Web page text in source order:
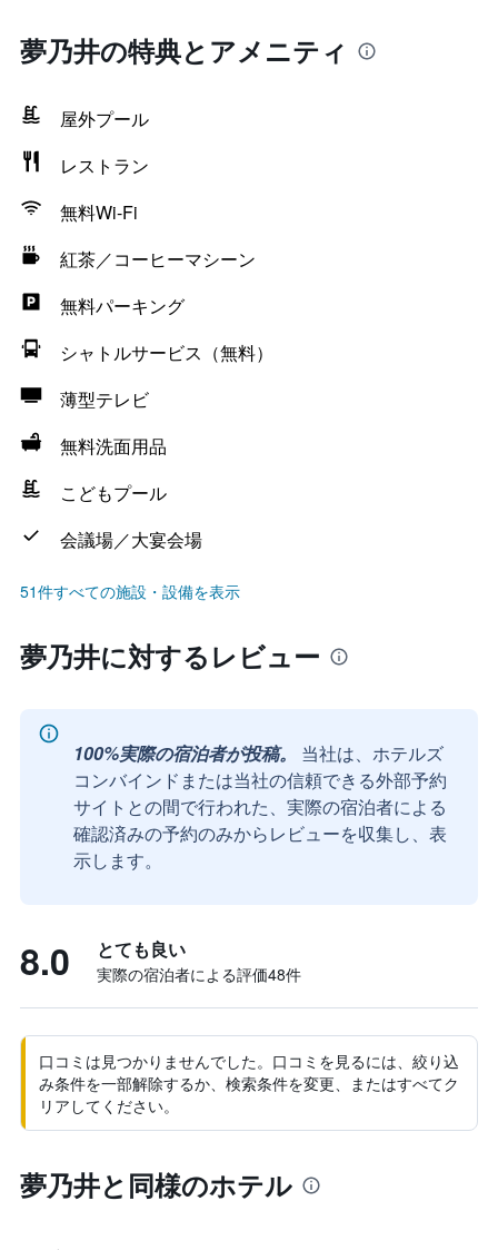
夢乃井の特典とアメニティ
屋外プール
レストラン
無料Wi-Fi
紅茶／コーヒーマシーン
無料パーキング
シャトルサービス（無料）
薄型テレビ
無料洗面用品
こどもプール
会議場／大宴会場
51件すべての施設・設備を表示
夢乃井に対するレビュー
100%実際の宿泊者が投稿。
当社は、ホテルズ
コンバインドまたは当社の信頼できる外部予約
サイトとの間で行われた、実際の宿泊者による
確認済みの予約のみからレビューを収集し、表
示します。
8.0 とても良い
実際の宿泊者による評価48​件
口コミは見つかりませんでした。口コミを見るには、絞り込
み条件を一部解除するか、検索条件を変更、またはすべてク
リアしてください。
夢乃井と同様のホテル